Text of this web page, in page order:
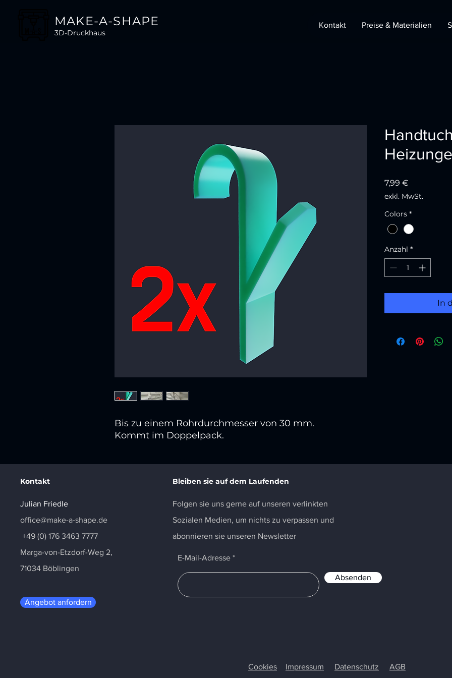
MAKE-A-SHAPE
3D-Druckhaus
Kontakt Preise & Materialien
Bis zu einem Rohrdurchmesser von 30 mm.
Kommt im Doppelpack.
7,99 €
exkl. MwSt.
Colors *
Anzahl *
In
Kontakt
Julian Friedle
office@make-a-shape.de
+49 (0) 176 3463 7777
Marga-von-Etzdorf-Weg 2,
71034 Böblingen
Angebot anfordern
Bleiben sie auf dem Laufenden
Folgen sie uns gerne auf unseren verlinkten
Sozialen Medien, um nichts zu verpassen und
abonnieren sie unseren Newsletter
E-Mail-Adresse
Absenden
Cookies Impressum Datenschutz AGB